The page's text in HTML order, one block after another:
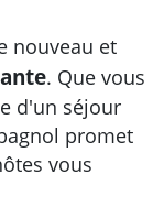
nouveau et
. Que vous
d'un séjour
promet
vous